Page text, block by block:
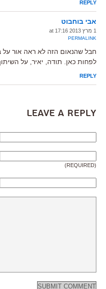
REPLY
אבי בוחבוט
1 מרץ 2013 at 17:16
PERMALINK
חבל שהנאום הזה לא ראה אור
לפחות כאן. תודה, יאיר, על
REPLY
Leave a Reply
(REQUIRED)